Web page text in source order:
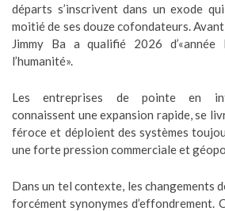
départs s’inscrivent dans un exode
moitié de ses douze cofondateurs.
Jimmy Ba a qualifié 2026
l’humanité».
Les entreprises de pointe en
connaissent une expansion rapide, se
féroce et déploient des systèmes
une forte pression commerciale et
Dans un tel contexte, les changements
forcément synonymes d’effondrement.